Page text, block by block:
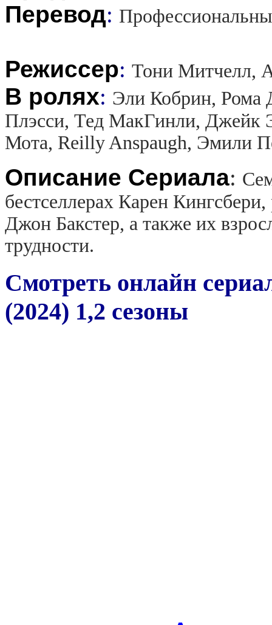
Перевод:
Режиссер: Тони Митчелл,
В ролях: Эли Кобрин,
Плэсси, Тед МакГинли, Джейк
Мота, Reilly Anspaugh, Эмили
Описание Сериала:
бестселлерах Карен
Джон Бакстер, а также их
трудности.
Смотреть онлайн
(2024) 1,2 сезоны